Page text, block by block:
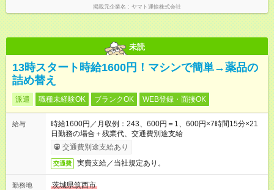
掲載元企業名 ヤマト運輸株式会社
未読
13時スタート時給1600円！マシンで簡単→薬品の
詰め替え
派遣 職種未経験OK ブランクOK WEB登録・面接OK
給与
時給1600円／月収例：243、600円＝1、600円×7時間15分×21
日勤務の場合＋残業代、交通費別途支給
交通費別途支給あり
交通費 実費支給／当社規定あり。
勤務地
茨城県筑西市